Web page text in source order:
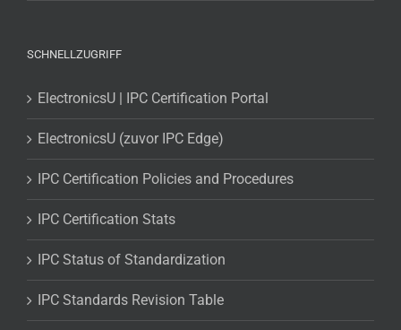
SCHNELLZUGRIFF
ElectronicsU | IPC Certification Portal
ElectronicsU (zuvor IPC Edge)
IPC Certification Policies and Procedures
IPC Certification Stats
IPC Status of Standardization
IPC Standards Revision Table